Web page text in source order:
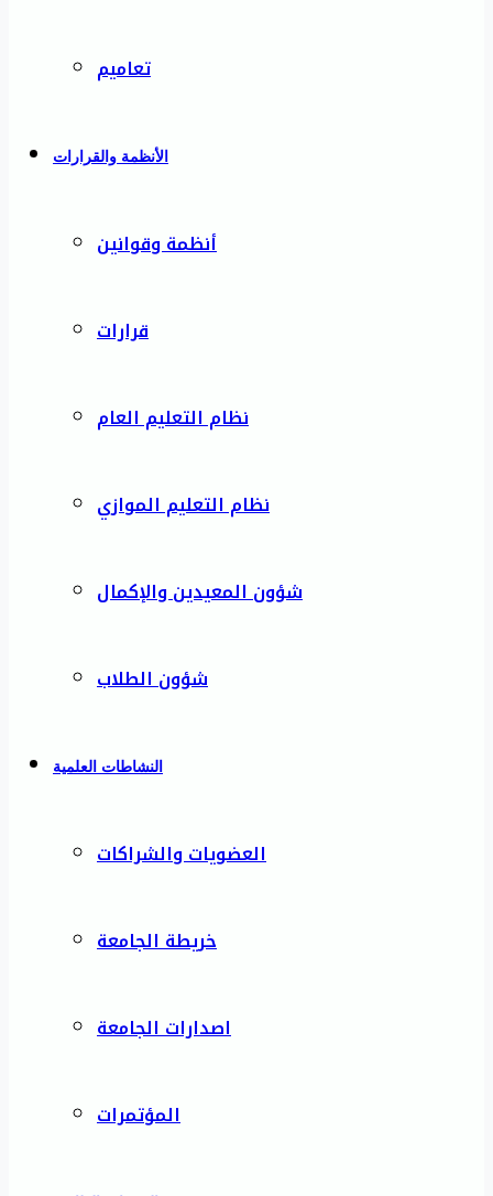
تعاميم
الأنظمة والقرارات
أنظمة وقوانين
قرارات
نظام التعليم العام
نظام التعليم الموازي
شؤون المعيدين والإكمال
شؤون الطلاب
النشاطات العلمية
العضويات والشراكات
خريطة الجامعة
اصدارات الجامعة
المؤتمرات